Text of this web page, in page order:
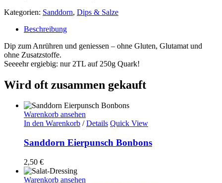
Kategorien: Sanddorn, Dips & Salze
Beschreibung
Dip zum Anrühren und geniessen – ohne Gluten, Glutamat und
ohne Zusatzstoffe.
Seeeehr ergiebig: nur 2TL auf 250g Quark!
Wird oft zusammen gekauft
Warenkorb ansehen
In den Warenkorb / Details Quick View
Sanddorn Eierpunsch Bonbons
2,50 €
Warenkorb ansehen